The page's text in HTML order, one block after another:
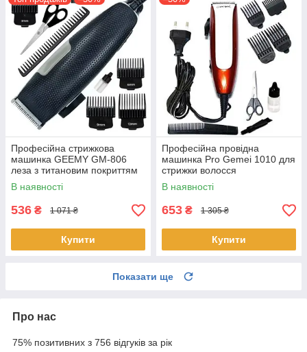
Професійна стрижкова
машинка GEEMY GM-806
леза з титановим покриттям
від мережі Чорна
В наявності
536 ₴ 1 071 ₴
Купити
Професійна провідна
машинка Pro Gemei 1010 для
стрижки волосся
В наявності
653 ₴ 1 305 ₴
Купити
Показати ще
Про нас
75% позитивних з 756 відгуків за рік